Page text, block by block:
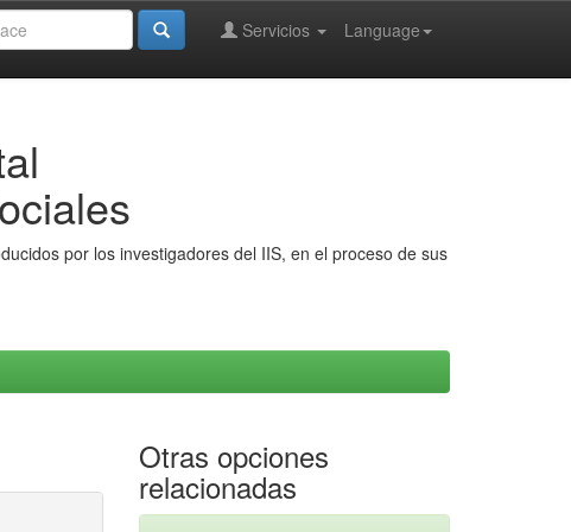
Language
Servicios
por los investigadores del IIS, en el proceso de sus
Otras opciones
relacionadas